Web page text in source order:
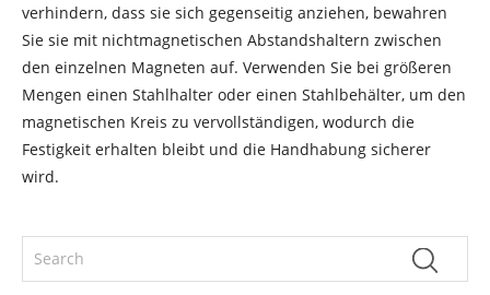
verhindern, dass sie sich gegenseitig anziehen, bewahren
Sie sie mit nichtmagnetischen Abstandshaltern zwischen
den einzelnen Magneten auf. Verwenden Sie bei größeren
Mengen einen Stahlhalter oder einen Stahlbehälter, um den
magnetischen Kreis zu vervollständigen, wodurch die
Festigkeit erhalten bleibt und die Handhabung sicherer
wird.